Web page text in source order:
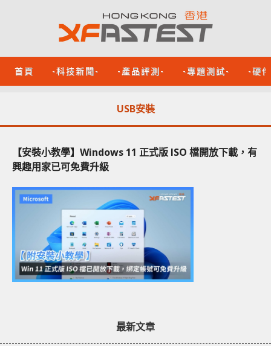
首頁 -科技新聞- -產品評測- -專題測試- -硬
USB安裝
【安裝小教學】Windows 11 正式版 ISO 檔開放下載，有
興趣用家已可免費升級
最新文章